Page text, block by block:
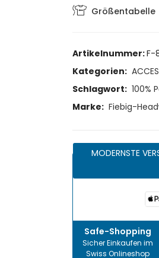
Größentabelle
Artikelnummer:F-
Kategorien:
Schlagwort: 100%
Marke: Fiebig-
MODERNSTE
Safe-Shopping
Sicher Einkaufen im
Swiss Onlineshop